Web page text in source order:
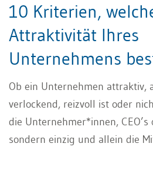
10 Kriterien,
Attraktivität Ihres
Unternehmens
Ob ein Unternehmen attraktiv,
verlockend, reizvoll ist oder
die Unternehmer*innen,
sondern einzig und allein die